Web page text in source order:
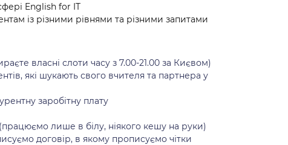
English for IT
із різними рівнями та різними запитами
власні слоти часу з 7.00-21.00 за Києвом)
які шукають свого вчителя та партнера у
заробітну плату
лише в білу, ніякого кешу на руки)
договір, в якому прописуємо чітки